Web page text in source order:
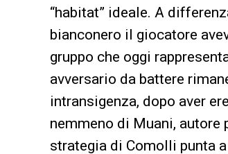
“habitat” ideale. A
bianconero il giocatore
gruppo che oggi
avversario da battere
intransigenza, dopo aver
nemmeno di Muani, autore
strategia di Comolli punta